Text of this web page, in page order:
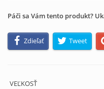
Páči sa Vám tento produkt?
Zdieľať Tweet
VEĽKOSŤ